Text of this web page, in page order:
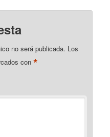
no será publicada. Los
con*